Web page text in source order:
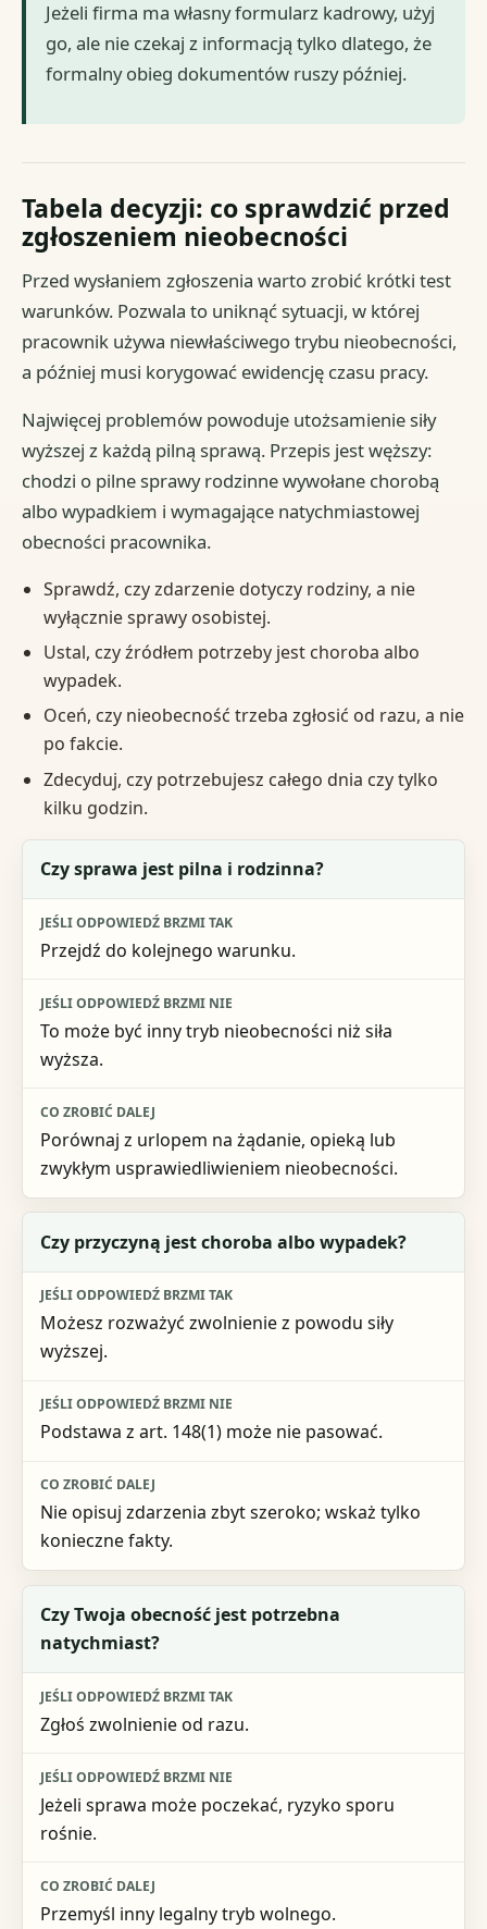
Jeżeli firma ma własny formularz kadrowy, użyj
go, ale nie czekaj z informacją tylko dlatego, że
formalny obieg dokumentów ruszy później.
Tabela decyzji: co sprawdzić przed
zgłoszeniem nieobecności
Przed wysłaniem zgłoszenia warto zrobić krótki test
warunków. Pozwala to uniknąć sytuacji, w której
pracownik używa niewłaściwego trybu nieobecności,
a później musi korygować ewidencję czasu pracy.
Najwięcej problemów powoduje utożsamienie siły
wyższej z każdą pilną sprawą. Przepis jest węższy:
chodzi o pilne sprawy rodzinne wywołane chorobą
albo wypadkiem i wymagające natychmiastowej
obecności pracownika.
Sprawdź, czy zdarzenie dotyczy rodziny, a nie
wyłącznie sprawy osobistej.
Ustal, czy źródłem potrzeby jest choroba albo
wypadek.
Oceń, czy nieobecność trzeba zgłosić od razu, a nie
po fakcie.
Zdecyduj, czy potrzebujesz całego dnia czy tylko
kilku godzin.
Pytanie kontrolne
Jeśli odpowiedź brzmi tak
Jeśli odpowiedź brzmi nie
Co zrobić dalej
Czy sprawa jest pilna i rodzinna?
Przejdź do kolejnego warunku.
To może być inny tryb nieobecności niż siła
wyższa.
Porównaj z urlopem na żądanie, opieką lub
zwykłym usprawiedliwieniem nieobecności.
Czy przyczyną jest choroba albo wypadek?
Możesz rozważyć zwolnienie z powodu siły
wyższej.
Podstawa z art. 148(1) może nie pasować.
Nie opisuj zdarzenia zbyt szeroko; wskaż tylko
konieczne fakty.
Czy Twoja obecność jest potrzebna
natychmiast?
Zgłoś zwolnienie od razu.
Jeżeli sprawa może poczekać, ryzyko sporu
rośnie.
Przemyśl inny legalny tryb wolnego.